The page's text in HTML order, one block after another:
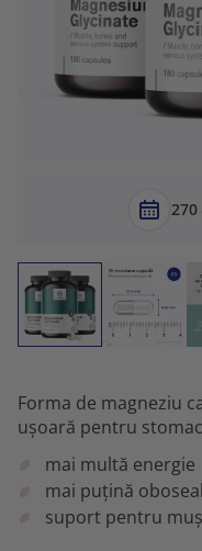
270
Forma de magneziu
ușoară pentru
mai multă energie
mai puțină
suport pentru